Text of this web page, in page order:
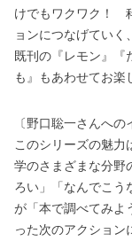
けでもワクワク！
ョンにつなげていく
既刊の『レモン』『
も』もあわせてお楽
〔野口聡一さんへの
このシリーズの魅力
学のさまざまな分野
ろい」「なんでこう
が「本で調べてみよ
った次のアクション